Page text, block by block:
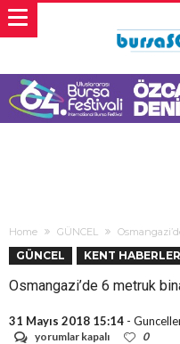
Home GÜNCEL
GÜNCEL KENT
Osmangazi’de 6 metruk
31 Mayıs 2018 15:14 -
Osmangazi’de
yorumlar kapalı 0